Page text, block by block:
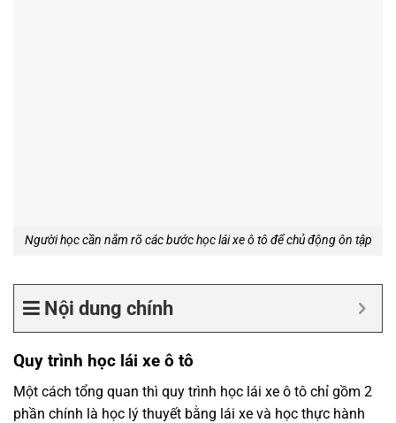
Người học cần nắm rõ các bước học lái xe ô tô để chủ động ôn tập
Nội dung chính
Quy trình học lái xe ô tô
Một cách tổng quan thì quy trình học lái xe ô tô chỉ gồm 2
phần chính là học lý thuyết bằng lái xe và học thực hành